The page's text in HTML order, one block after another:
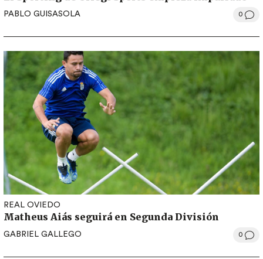
PABLO GUISASOLA 0
REAL OVIEDO
Matheus Aiás seguirá en Segunda División
GABRIEL GALLEGO 0